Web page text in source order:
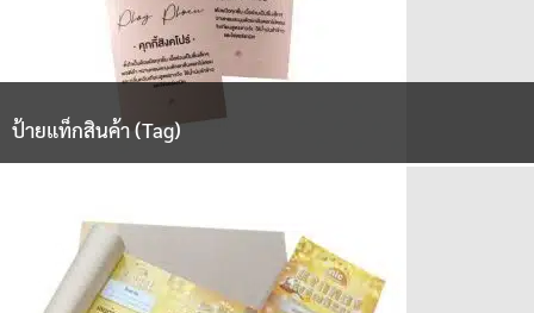
ป้ายแท็กสินค้า (Tag)